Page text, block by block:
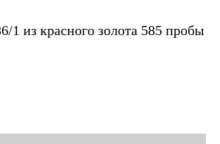
1 из красного золота 585 пробы